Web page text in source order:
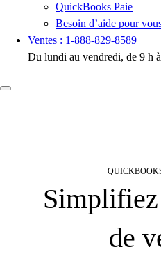
QuickBooks Paie
Besoin d’aide pour
Ventes : 1-888-829-8589
Du lundi au vendredi, de 9 h
de